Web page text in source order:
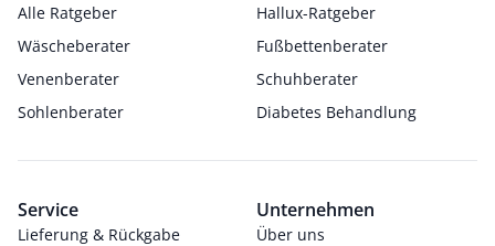
Alle Ratgeber
Hallux-Ratgeber
Wäscheberater
Fußbettenberater
Venenberater
Schuhberater
Sohlenberater
Diabetes Behandlung
Service
Lieferung & Rückgabe
Unternehmen
Über uns